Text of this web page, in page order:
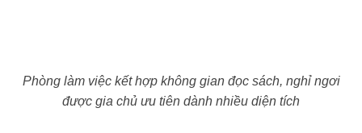
Phòng làm việc kết hợp không gian đọc sách, nghỉ ngơi
được gia chủ ưu tiên dành nhiều diện tích